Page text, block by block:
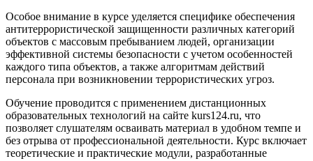
Особое внимание в курсе уделяется специфике обеспечения
антитеррористической защищенности различных категорий
объектов с массовым пребыванием людей, организации
эффективной системы безопасности с учетом особенностей
каждого типа объектов, а также алгоритмам действий
персонала при возникновении террористических угроз.
Обучение проводится с применением дистанционных
образовательных технологий на сайте kurs124.ru, что
позволяет слушателям осваивать материал в удобном темпе и
без отрыва от профессиональной деятельности. Курс включает
теоретические и практические модули, разработанные